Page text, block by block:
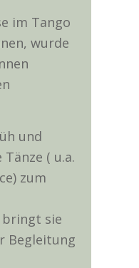
im Tango
wurde
und
( u.a.
zum
bringt sie
Begleitung